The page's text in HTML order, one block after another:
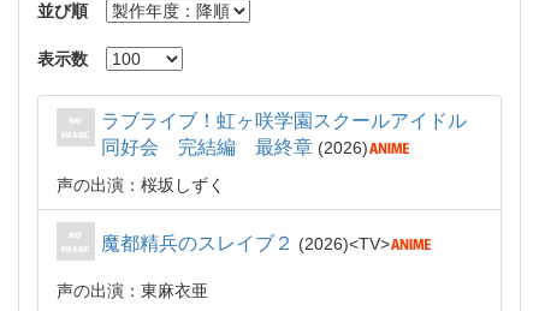
並び順
表示数
ラブライブ！虹ヶ咲学園スクールアイドル
同好会 完結編 最終章
2026
声の出演：桜坂しずく
魔都精兵のスレイブ２ 2026 TV
声の出演：東麻衣亜